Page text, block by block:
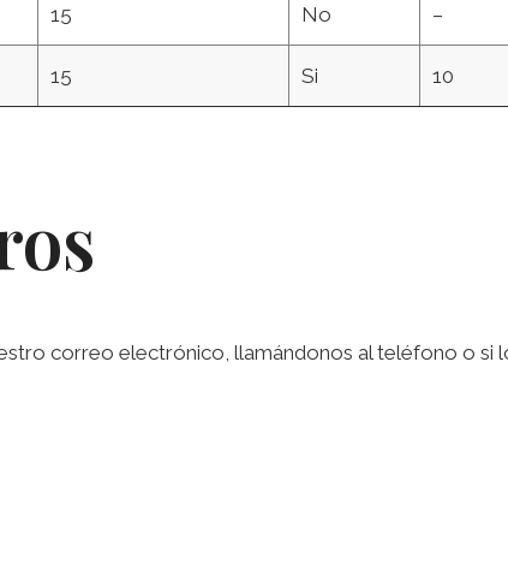
15 No –
15 Si 10
correo electrónico, llamándonos al teléfono o si